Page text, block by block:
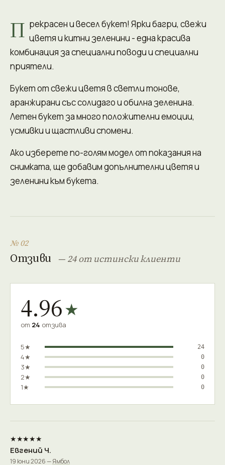
П рекрасен и весел букет! Ярки багри, свежи
цветя и китни зеленини - една красива
комбинация за специални поводи и специални
приятели.
Букет от свежи цветя в светли тонове,
аранжирани със солидаго и обилна зеленина.
Летен букет за много положителни емоции,
усмивки и щастливи спомени.
Ако изберете по-голям модел от показания на
снимката, ще добавим допълнителни цветя и
зеленини към букета.
№ 02
Отзиви — 24 от истински клиенти
4.96★
от 24 отзива
5★ 24
4★ 0
3★ 0
2★ 0
1★ 0
★★★★★
Евгений Ч.
19 юни 2026 —Ямбол